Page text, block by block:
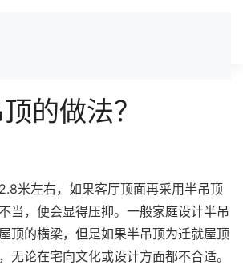
的做法？
米左右，如果客厅顶面再采用半吊顶
当，便会显得压抑。一般家庭设计半吊
顶的横梁，但是如果半吊顶为迁就屋顶
无论在宅向文化或设计方面都不合适。